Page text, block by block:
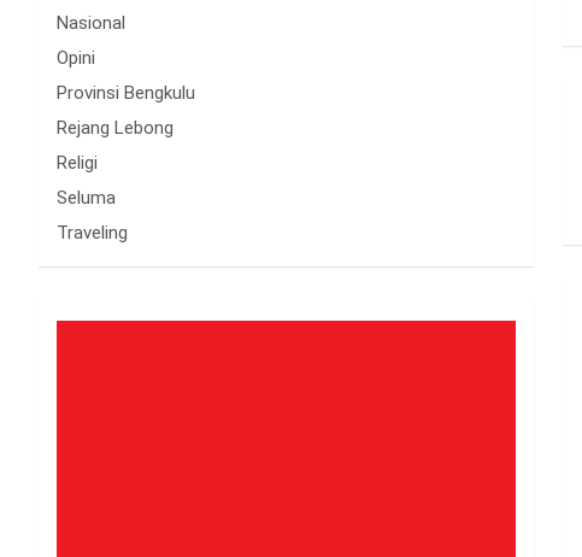
Nasional
Opini
Provinsi Bengkulu
Rejang Lebong
Religi
Seluma
Traveling